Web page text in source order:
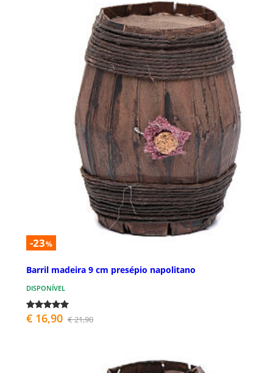
-23%
Barril madeira 9 cm presépio napolitano
DISPONÍVEL
€ 16,90 € 21,90